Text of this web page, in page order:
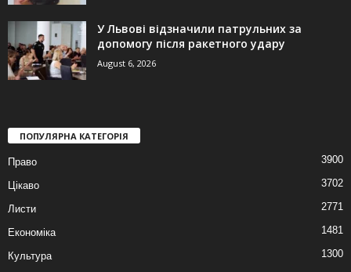
У Львові відзначили патрульних за
допомогу після ракетного удару
August 6, 2026
ПОПУЛЯРНА КАТЕГОРІЯ
Право 3900
Цікаво 3702
Листи 2771
Економіка 1481
Культура
1300